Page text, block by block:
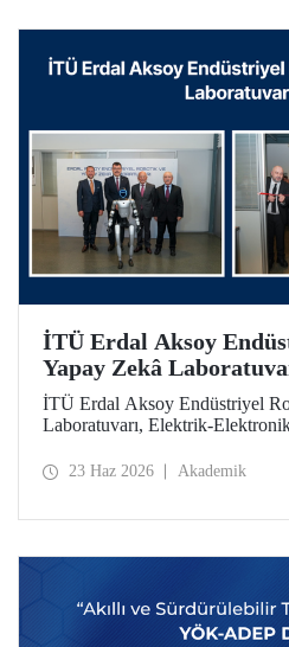
İTÜ Erdal Aksoy
Yapay Zekâ
İTÜ Erdal Aksoy Endüstriyel
Laboratuvarı, Elektrik-
23 Haz 2026 Akademik